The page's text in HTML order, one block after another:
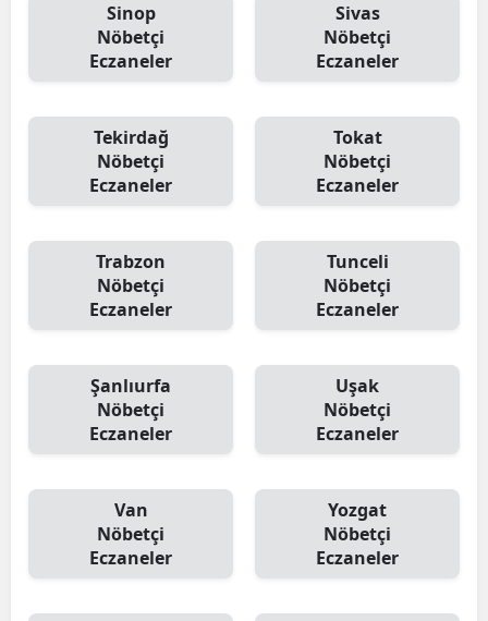
Sinop
Nöbetçi
Eczaneler
Sivas
Nöbetçi
Eczaneler
Tekirdağ
Nöbetçi
Eczaneler
Tokat
Nöbetçi
Eczaneler
Trabzon
Nöbetçi
Eczaneler
Tunceli
Nöbetçi
Eczaneler
Şanlıurfa
Nöbetçi
Eczaneler
Uşak
Nöbetçi
Eczaneler
Van
Nöbetçi
Eczaneler
Yozgat
Nöbetçi
Eczaneler